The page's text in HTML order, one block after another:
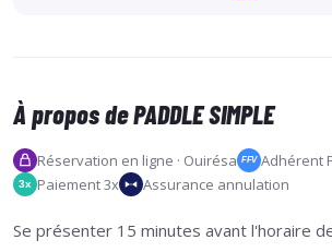
À propos de PADDLE SIMPLE
Réservation en ligne · Ouirésa FFV Adhérent
3x Paiement 3x Assurance annulation
Se présenter 15 minutes avant l'horaire